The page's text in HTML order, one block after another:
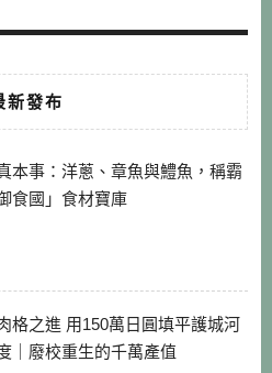
新發布
本事：洋蔥、章魚與鱧魚，稱霸
食國」食材寶庫
格之進 用150萬日圓填平護城河
｜廢校重生的千萬產值